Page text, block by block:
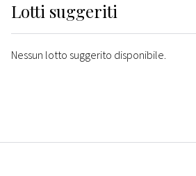
Lotti suggeriti
Nessun lotto suggerito disponibile.